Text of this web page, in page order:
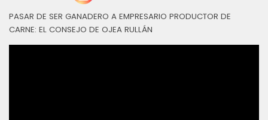
PASAR DE SER GANADERO A EMPRESARIO PRODUCTOR DE
CARNE: EL CONSEJO DE OJEA RULLÁN